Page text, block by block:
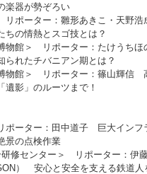
楽器が勢ぞろい
リポーター：雛形あきこ・天野
の情熱とスゴ技とは？
物館＞ リポーター：たけうち
られたチバニアン期とは？
物館＞ リポーター：篠山輝信
遺影」のルーツまで！
ーター：田中道子 巨大インフ
の点検作業
研修センター＞ リポーター：伊
） 安心と安全を支える鉄道人